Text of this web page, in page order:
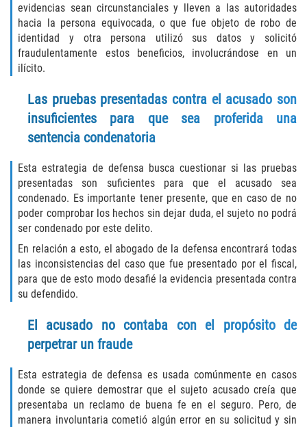
DUI en Menores de Edad
Segunda Ofensa de DUI
Leyes de DUI en el Estado de
California
Violencia Doméstica
Abuso de Ancianos y Adultos
Dependientes
Acecho
Amenazas Criminales
Lesión Corporal a un Cónyuge
Negligencia Infantil
Orden de Protección de Emergencia
evidencias sean circunstanciales y lleven a las autoridades
hacia la persona equivocada, o que fue objeto de robo de
identidad y otra persona utilizó sus datos y solicitó
fraudulentamente estos beneficios, involucrándose en un
ilícito.
Las pruebas presentadas contra el acusado son
insuficientes para que sea proferida una
sentencia condenatoria
Esta estrategia de defensa busca cuestionar si las pruebas
presentadas son suficientes para que el acusado sea
condenado. Es importante tener presente, que en caso de no
poder comprobar los hechos sin dejar duda, el sujeto no podrá
ser condenado por este delito.
En relación a esto, el abogado de la defensa encontrará todas
las inconsistencias del caso que fue presentado por el fiscal,
para que de esto modo desafié la evidencia presentada contra
su defendido.
El acusado no contaba con el propósito de
perpetrar un fraude
Esta estrategia de defensa es usada comúnmente en casos
donde se quiere demostrar que el sujeto acusado creía que
presentaba un reclamo de buena fe en el seguro. Pero, de
manera involuntaria cometió algún error en su solicitud y sin